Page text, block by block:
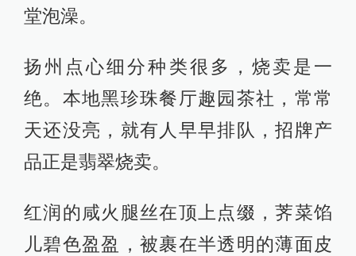
堂泡澡。
扬州点心细分种类很多，烧卖是一
绝。本地黑珍珠餐厅趣园茶社，常常
天还没亮，就有人早早排队，招牌产
品正是翡翠烧卖。
红润的咸火腿丝在顶上点缀，荠菜馅
儿碧色盈盈，被裹在半透明的薄面皮